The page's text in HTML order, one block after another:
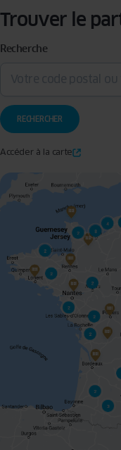
Trouver le
Recherche
Accéder à la carte